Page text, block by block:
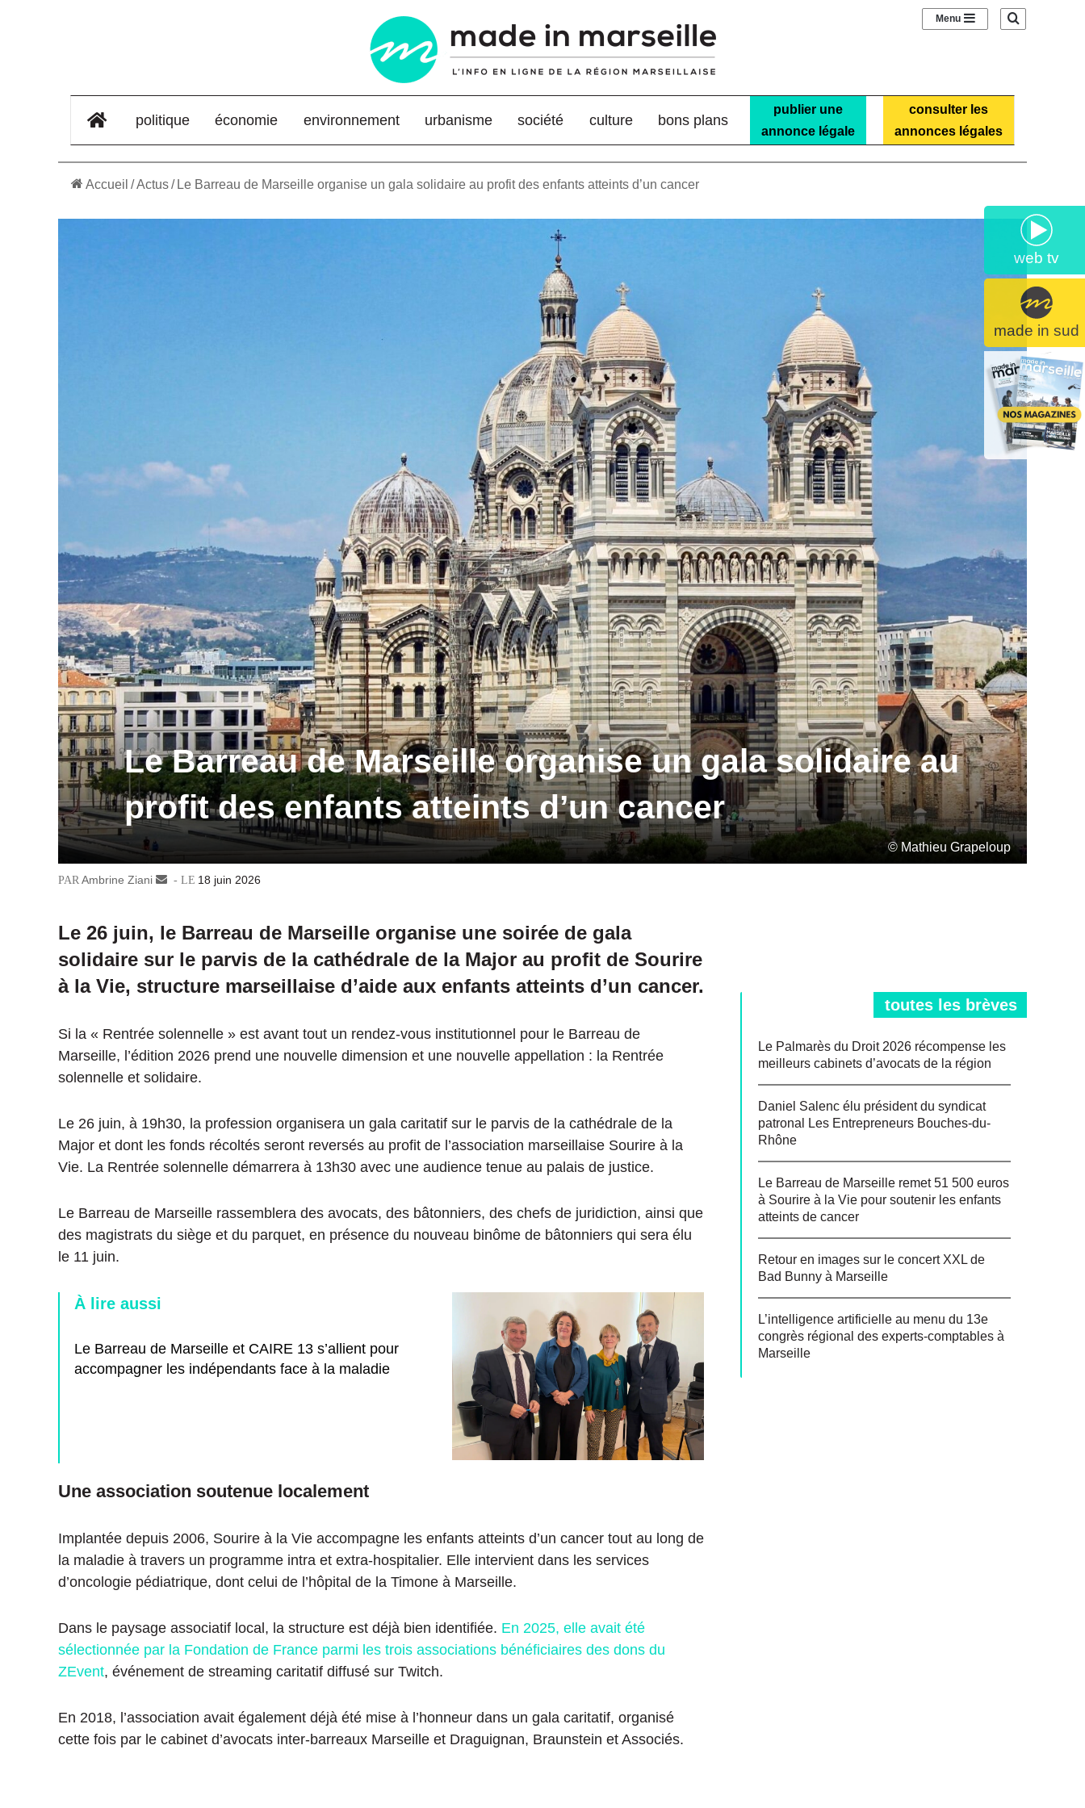
web tv
made in sud
Sidebar (barre
élément de menu
politique économie environnement urbanisme société culture bons plans
publier une
annonce légale
consulter les
annonces légales
Accueil /Actus/ Le Barreau de Marseille organise un gala solidaire au profit des enfants atteints d’un cancer
Le Barreau de Marseille organise un gala solidaire au
profit des enfants atteints d’un cancer
© Mathieu Grapeloup
Ambrine Ziani
Envoyer18 juin 2026
Le 26 juin, le Barreau de Marseille organise une soirée de gala
solidaire sur le parvis de la cathédrale de la Major au profit de Sourire
à la Vie, structure marseillaise d’aide aux enfants atteints d’un cancer.
Si la « Rentrée solennelle » est avant tout un rendez-vous institutionnel pour le Barreau de
Marseille, l’édition 2026 prend une nouvelle dimension et une nouvelle appellation : la Rentrée
solennelle et solidaire.
Le 26 juin, à 19h30, la profession organisera un gala caritatif sur le parvis de la cathédrale de la
Major et dont les fonds récoltés seront reversés au profit de l’association marseillaise Sourire à la
Vie. La Rentrée solennelle démarrera à 13h30 avec une audience tenue au palais de justice.
Le Barreau de Marseille rassemblera des avocats, des bâtonniers, des chefs de juridiction, ainsi que
des magistrats du siège et du parquet, en présence du nouveau binôme de bâtonniers qui sera élu
le 11 juin.
À lire aussi
Le Barreau de Marseille et CAIRE 13 s’allient pour
accompagner les indépendants face à la maladie
Une association soutenue localement
Implantée depuis 2006, Sourire à la Vie accompagne les enfants atteints d’un cancer tout au long de
la maladie à travers un programme intra et extra-hospitalier. Elle intervient dans les services
d’oncologie pédiatrique, dont celui de l’hôpital de la Timone à Marseille.
Dans le paysage associatif local, la structure est déjà bien identifiée. En 2025, elle avait été
sélectionnée par la Fondation de France parmi les trois associations bénéficiaires des dons du
ZEvent, événement de streaming caritatif diffusé sur Twitch.
En 2018, l’association avait également déjà été mise à l’honneur dans un gala caritatif, organisé
cette fois par le cabinet d’avocats inter-barreaux Marseille et Draguignan, Braunstein et Associés.
toutes les brèves
Le Palmarès du Droit 2026 récompense les
meilleurs cabinets d’avocats de la région
Daniel Salenc élu président du syndicat
patronal Les Entrepreneurs Bouches-du-
Rhône
Le Barreau de Marseille remet 51 500 euros
à Sourire à la Vie pour soutenir les enfants
atteints de cancer
Retour en images sur le concert XXL de
Bad Bunny à Marseille
L’intelligence artificielle au menu du 13e
congrès régional des experts-comptables à
Marseille